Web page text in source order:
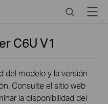
SearchMenu
C6UV1
del modelo y la versión
Consulte el sitio web
la disponibilidad del